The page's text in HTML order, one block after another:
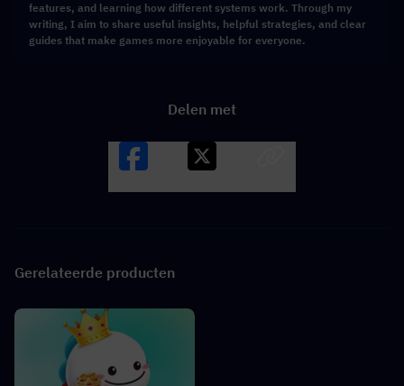
features, and learning how different systems work. Through my
writing, I aim to share useful insights, helpful strategies, and clear
guides that make games more enjoyable for everyone.
Delen met
Gerelateerde producten